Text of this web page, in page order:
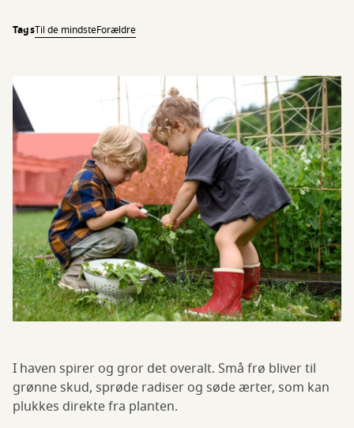
TagsTil de mindsteForældre
I haven spirer og gror det overalt. Små frø bliver til
grønne skud, sprøde radiser og søde ærter, som kan
plukkes direkte fra planten.